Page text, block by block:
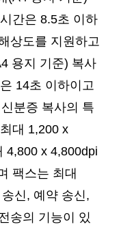
간은 8.5초 이하
상도를 지원하고
용지 기준) 복사
14초 이하이고
분증 복사의 특
대 1,200 x
4,800 x 4,800dpi
팩스는 최대
신, 예약 송신,
송의 기능이 있